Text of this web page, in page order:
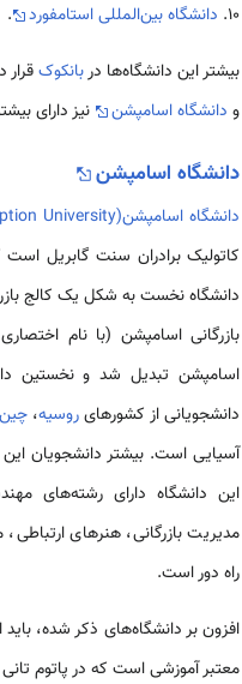
۱۰. دانشگاه بین‌المللی استامفورد .
بیشتر این دانشگاه‌ها دربانکوکقرار
و دانشگاه اسامپشن نیز دارای
دانشگاه اسامپشن
دانشگاه اسامپشن(Assumption University)
اسامپشن تبدیل شد و نخستین
دانشجویانی از کشورهایروسیه،چین
آسیایی است. بیشتر دانشجویان این
این دانشگاه دارای رشته‌های
مدیریت بازرگانی، هنرهای
راه دور است.
معتبر آموزشی است که در پاتوم